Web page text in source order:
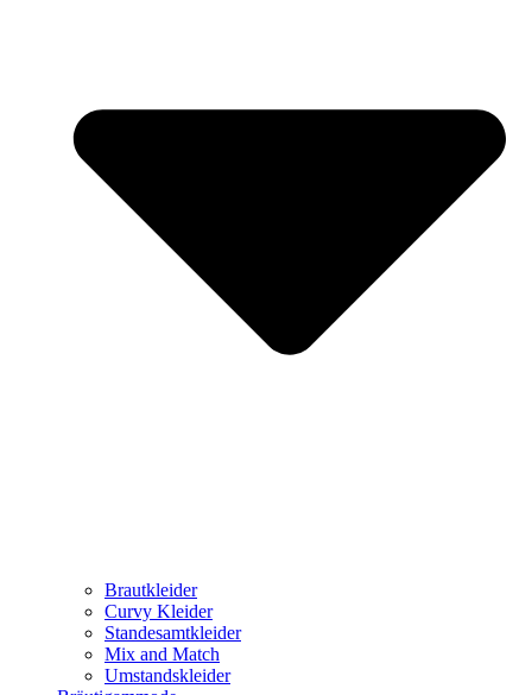
Brautkleider
Curvy Kleider
Standesamtkleider
Mix and Match
Umstandskleider